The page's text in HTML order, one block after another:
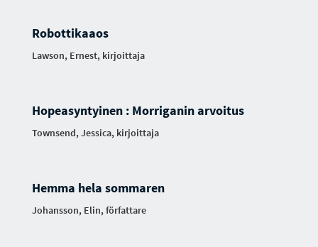
Robottikaaos
Lawson, Ernest, kirjoittaja
Hopeasyntyinen : Morriganin arvoitus
Townsend, Jessica, kirjoittaja
Hemma hela sommaren
Johansson, Elin, författare